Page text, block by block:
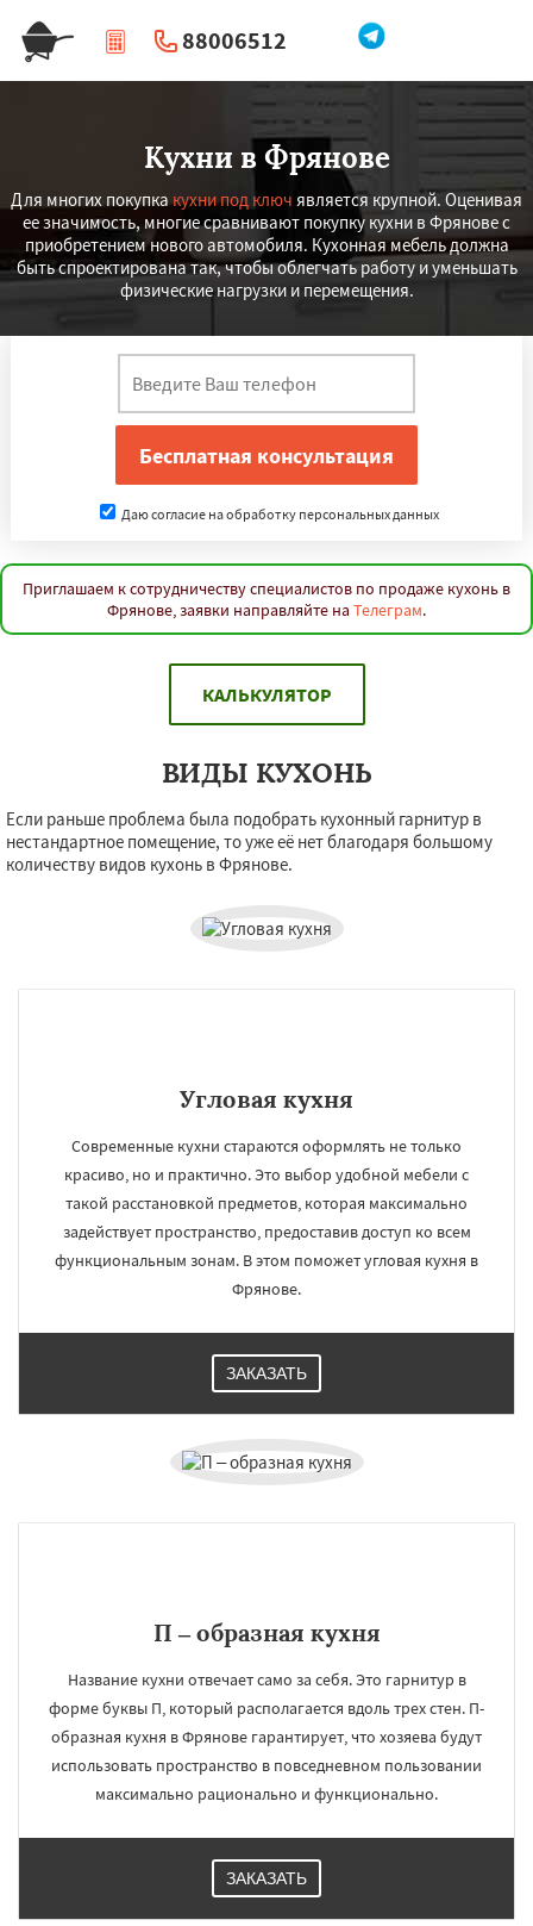
88006512
| Перезвоните мне
Кухни в Фрянове
Для многих покупкакухни под ключ является крупной. Оценивая
ее значимость, многие сравнивают покупку кухни в Фрянове с
приобретением нового автомобиля. Кухонная мебель должна
быть спроектирована так, чтобы облегчать работу и уменьшать
физические нагрузки и перемещения.
Даю согласие на обработку персональных данных
Приглашаем к сотрудничеству специалистов по продаже кухонь в
Фрянове, заявки направляйте на Телеграм.
КАЛЬКУЛЯТОР
ВИДЫ КУХОНЬ
Если раньше проблема была подобрать кухонный гарнитур в
нестандартное помещение, то уже её нет благодаря большому
количеству видов кухонь в Фрянове.
Угловая кухня
Современные кухни стараются оформлять не только
красиво, но и практично. Это выбор удобной мебели с
такой расстановкой предметов, которая максимально
задействует пространство, предоставив доступ ко всем
функциональным зонам. В этом поможет угловая кухня в
Фрянове.
ЗАКАЗАТЬ
П – образная кухня
Название кухни отвечает само за себя. Это гарнитур в
форме буквы П, который располагается вдоль трех стен. П-
образная кухня в Фрянове гарантирует, что хозяева будут
использовать пространство в повседневном пользовании
максимально рационально и функционально.
ЗАКАЗАТЬ